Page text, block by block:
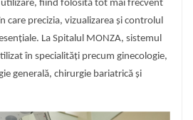
fiind folosită tot mai frecvent
care precizia, vizualizarea și controlul
La Spitalul MONZA, sistemul
în specialități precum ginecologie,
generală, chirurgie bariatrică și